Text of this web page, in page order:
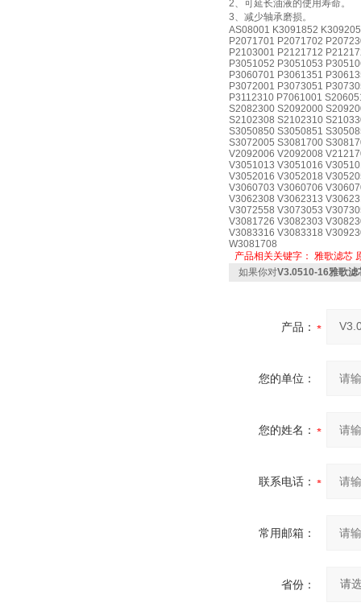
2、可延长油液的使用寿命。
3、减少轴承磨损。
AS08001 K3091852
P2071701 P2071702
P2103001 P2121712
P3051052 P3051053
P3060701 P3061351
P3072001 P3073051
P3112310 P7061001
S2082300 S2092000
S2102308 S2102310
S3050850 S3050851
S3072005 S3081700
V2092006 V2092008
V3051013 V3051016
V3052016 V3052018
V3060703 V3060706
V3062308 V3062313
V3072558 V3073053
V3081726 V3082303
V3083316 V3083318
W3081708
产品相关关键字： 雅歌滤芯
如果你对V3.0510-16雅歌滤
产品：
您的单位：
您的姓名：
联系电话：
常用邮箱：
省份：